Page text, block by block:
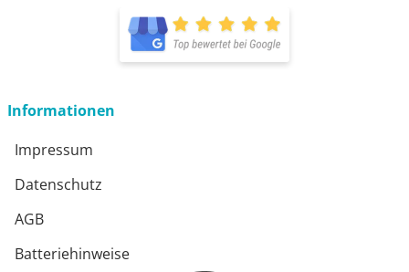
Informationen
Impressum
Datenschutz
AGB
Batteriehinweise